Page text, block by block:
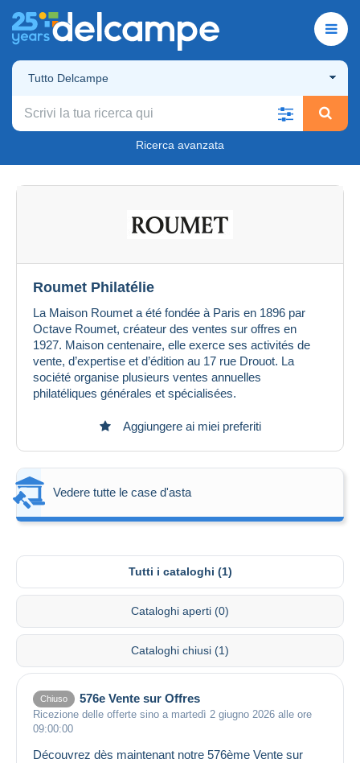
Tutto Delcampe
Ricerca avanzata
Roumet Philatélie
La Maison Roumet a été fondée à Paris en 1896 par
Octave Roumet, créateur des ventes sur offres en
1927. Maison centenaire, elle exerce ses activités de
vente, d’expertise et d’édition au 17 rue Drouot. La
société organise plusieurs ventes annuelles
philatéliques générales et spécialisées.
Aggiungere ai miei preferiti
Vedere tutte le case d'asta
Tutti i cataloghi (1)
Cataloghi aperti (0)
Cataloghi chiusi (1)
Chiuso 576e Vente sur Offres
Ricezione delle offerte sino a martedì 2 giugno 2026 alle ore
09:00:00
Découvrez dès maintenant notre 576ème Vente sur